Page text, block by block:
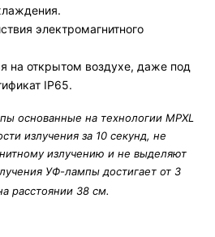
электромагнитного
на открытом воздухе, даже под
IP65.
основанные на технологии MPXL
излучения за 10 секунд, не
излучению и не выделяют
УФ-лампы достигает от 3
расстоянии 38 см.